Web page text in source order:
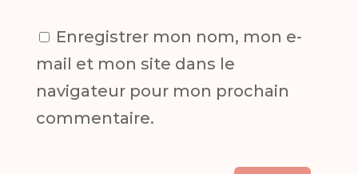
Enregistrer mon nom, mon e-
mail et mon site dans le
navigateur pour mon prochain
commentaire.